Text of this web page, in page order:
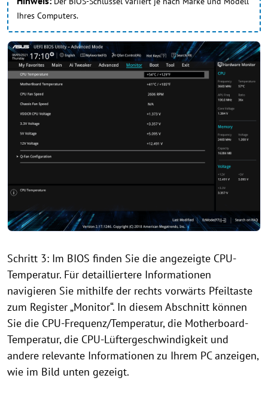
Ihres Computers.
Schritt 3: Im BIOS finden Sie die angezeigte CPU-
Temperatur. Für detailliertere Informationen
navigieren Sie mithilfe der rechts vorwärts Pfeiltaste
zum Register „Monitor“. In diesem Abschnitt können
Sie die CPU-Frequenz/Temperatur, die Motherboard-
Temperatur, die CPU-Lüftergeschwindigkeit und
andere relevante Informationen zu Ihrem PC anzeigen,
wie im Bild unten gezeigt.